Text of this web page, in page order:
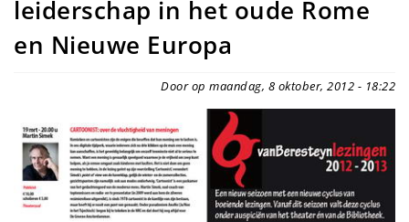
leiderschap in het oude Rome
en Nieuwe Europa
Door op maandag, 8 oktober, 2012 - 18:22